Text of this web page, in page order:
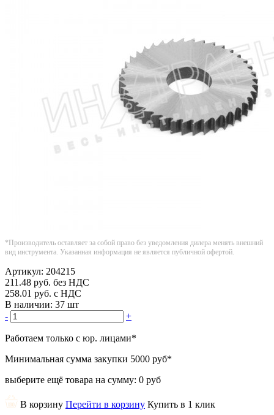
*Производитель оставляет за собой право без уведомления дилера менять внешний
вид инструмента. Указанная информация не является публичной офертой.
Артикул: 204215
211.48 руб. без НДС
258.01 руб. с НДС
В наличии: 37 шт
-
+
Работаем только с юр. лицами*
Минимальная сумма закупки 5000 руб*
выберите ещё товара на сумму: 0 руб
В корзину Перейти в корзину Купить в 1 клик